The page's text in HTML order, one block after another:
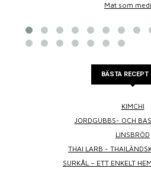
Mat som
BÄSTA RECEPT
KIMCHI
JORDGUBBS- OCH
LINSBRÖD
THAI LARB -
SURKÅL – ETT ENKELT